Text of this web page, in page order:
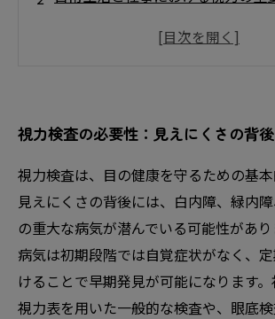
視力検査の流れ：簡単にできるあ
こと
目の病気を未然に防ぐ：視力検査
心
健やかな目を保つために必要な定
性
視力を見直そう！健康な目を保つ
知識
視力検査の必要性：見えにくさの背
視力検査は、目の健康を守るための基本
見えにくさの背後には、白内障、緑内
の重大な病気が潜んでいる可能性があ
病気は初期段階では自覚症状がなく、
けることで早期発見が可能になります。
視力表を用いた一般的な検査や、眼底